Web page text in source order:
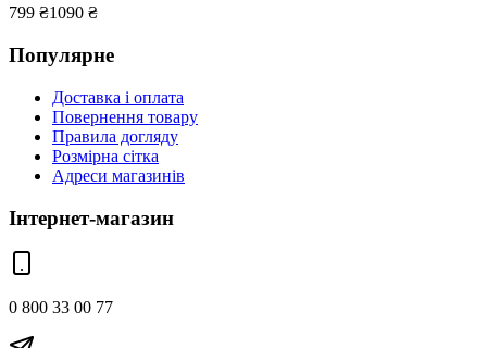
799 ₴1090 ₴
Популярне
Доставка і оплата
Повернення товару
Правила догляду
Розмірна сітка
Адреси магазинів
Інтернет-магазин
0 800 33 00 77